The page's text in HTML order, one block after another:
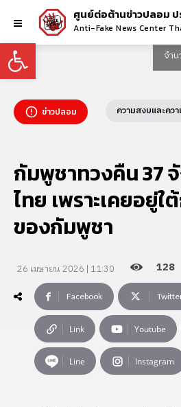
Open toolbar
ศูนย์ต่อต้านข่าวปลอม ป
Anti-Fake News Center
จำ
ข่าวปลอม ความสงบและคว
กัมพูชาทวงคืน 37
ไทย เพราะเคยอยู่
ของกัมพูชา
26 เมษายน 2026 | 11:30 128
Facebook
Link Youtube
Line Instagram